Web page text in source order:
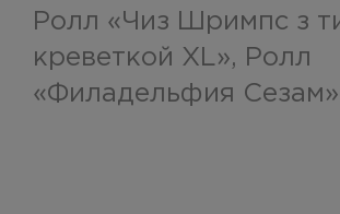
Ролл «Чиз Шримпс з
креветкой XL», Ролл
«Филадельфия Сезам»